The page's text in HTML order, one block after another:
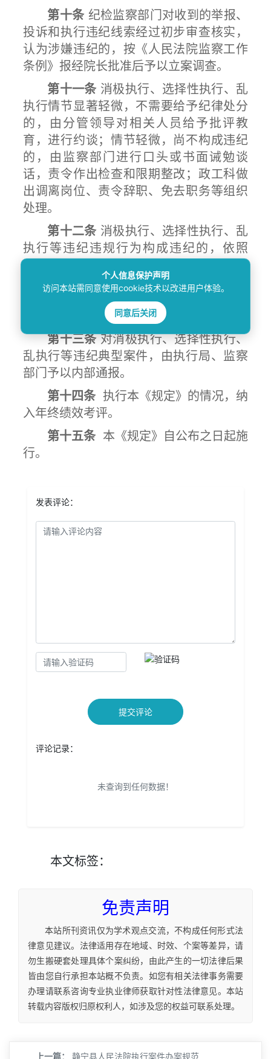
第十条 纪检监察部门对收到的举报、
投诉和执行违纪线索经过初步审查核实，
认为涉嫌违纪的，按《人民法院监察工作
条例》报经院长批准后予以立案调查。
第十一条 消极执行、选择性执行、乱
执行情节显著轻微，不需要给予纪律处分
的，由分管领导对相关人员给予批评教
育，进行约谈；情节轻微，尚不构成违纪
的，由监察部门进行口头或书面诫勉谈
话，责令作出检查和限期整改；政工科做
出调离岗位、责令辞职、免去职务等组织
处理。
第十二条 消极执行、选择性执行、乱
执行等违纪违规行为构成违纪的，依照
《中国共产党纪律处分条例》、《人民法
院工作人员处分条例》规定给予党纪、院
纪处理；涉嫌犯罪的，移送司法机关处
第十三条对消极执行、选择性执行、
乱执行等违纪典型案件，由执行局、监察
部门予以内部通报。
第十四条 执行本《规定》的情况，纳
入年终绩效考评。
第十五条 本《规定》自公布之日起施
行。
发表评论：
提交评论
评论记录：
未查询到任何数据！
本文标签：
免责声明
本站所刊资讯仅为学术观点交流，不构成任何形式法
律意见建议。法律适用存在地域、时效、个案等差异，请
勿生搬硬套处理具体个案纠纷，由此产生的一切法律后果
皆由您自行承担本站概不负责。如您有相关法律事务需要
办理请联系咨询专业执业律师获取针对性法律意见。本站
转载内容版权归原权利人，如涉及您的权益可联系处理。
上一篇： 静宁县人民法院执行案件办案规范
个人信息保护声明
访问本站需同意使用cookie技术以改进用户体验。
同意后关闭